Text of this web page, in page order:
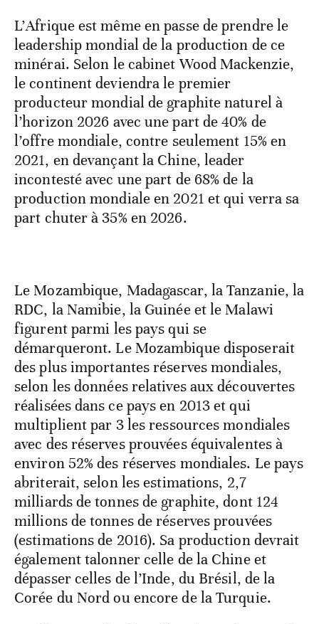
L’Afrique est même en passe de prendre le
leadership mondial de la production de ce
minérai. Selon le cabinet Wood Mackenzie,
le continent deviendra le premier
producteur mondial de graphite naturel à
l’horizon 2026 avec une part de 40% de
l’offre mondiale, contre seulement 15% en
2021, en devançant la Chine, leader
incontesté avec une part de 68% de la
production mondiale en 2021 et qui verra sa
part chuter à 35% en 2026.
Le Mozambique, Madagascar, la Tanzanie, la
RDC, la Namibie, la Guinée et le Malawi
figurent parmi les pays qui se
démarqueront. Le Mozambique disposerait
des plus importantes réserves mondiales,
selon les données relatives aux découvertes
réalisées dans ce pays en 2013 et qui
multiplient par 3 les ressources mondiales
avec des réserves prouvées équivalentes à
environ 52% des réserves mondiales. Le pays
abriterait, selon les estimations, 2,7
milliards de tonnes de graphite, dont 124
millions de tonnes de réserves prouvées
(estimations de 2016). Sa production devrait
également talonner celle de la Chine et
dépasser celles de l’Inde, du Brésil, de la
Corée du Nord ou encore de la Turquie.